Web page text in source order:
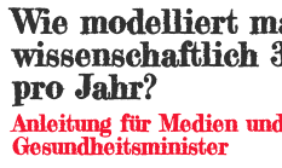
Wie modelliert
wissenschaftlich
pro Jahr?
Anleitung für Medien
Gesundheitsminister